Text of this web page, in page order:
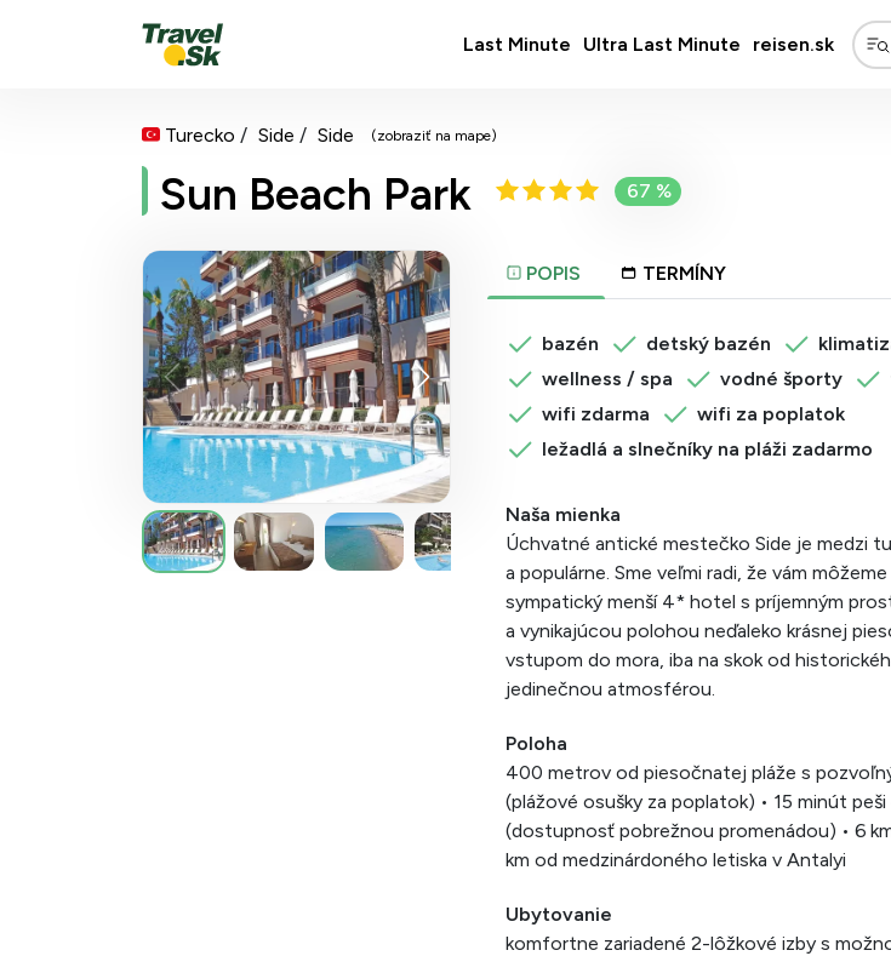
Last Minute Ultra Last Minute reisen.sk
Turecko Side Side (zobraziť na mape)
Sun Beach Park 67 %
POPIS TERMÍNY
bazén detský bazén
wellness / spa
vodné športy
wifi zdarma
wifi za poplatok
ležadlá a slnečníky na pláži zadarmo
Naša mienka
Úchvatné antické mestečko Side je medzi
a populárne. Sme veľmi radi, že vám
sympatický menší 4* hotel s príjemným
a vynikajúcou polohou neďaleko krásnej
vstupom do mora, iba na skok od
jedinečnou atmosférou.
Poloha
400 metrov od piesočnatej pláže s
(plážové osušky za poplatok) • 15 minút
(dostupnosť pobrežnou promenádou) • 6
km od medzinárdoného letiska v Antalyi
Ubytovanie
komfortne zariadené 2-lôžkové izby s